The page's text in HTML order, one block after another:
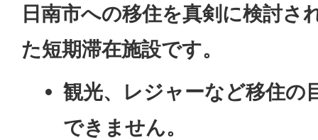
日南市への移住を真剣に検討さ
た短期滞在施設です。
観光、レジャーなど移住の
できません。